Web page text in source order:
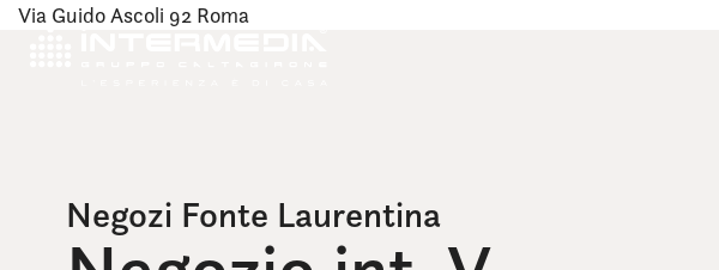
Via Guido Ascoli 92 Roma
Negozi Fonte Laurentina